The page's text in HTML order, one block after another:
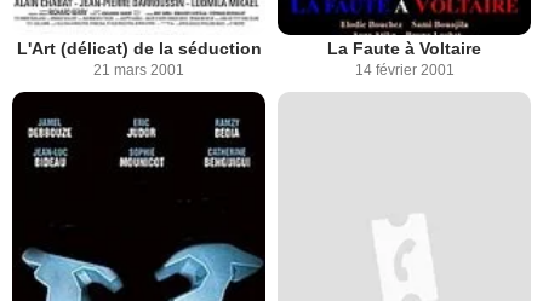
L'Art (délicat) de la séduction
21 mars 2001
La Faute à Voltaire
14 février 2001